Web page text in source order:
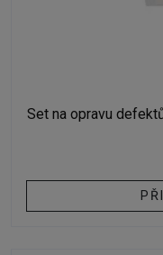
Set na opravu